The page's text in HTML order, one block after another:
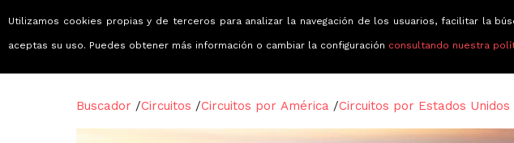
Buscador /Circuitos /Circuitos por América /Circuitos por Estados Unidos
Utilizamos cookies propias y de terceros para analizar la navegación de los usuarios, facilitar la
aceptas su uso. Puedes obtener más información o cambiar la configuración consultando nuestra